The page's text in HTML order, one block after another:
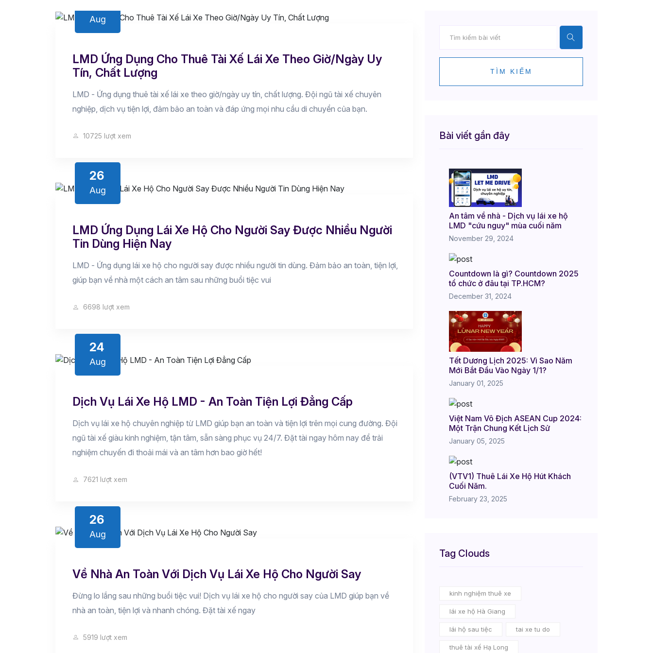
Aug
LMD Ứng Dụng Cho Thuê Tài Xế Lái Xe Theo Giờ/Ngày Uy
Tín, Chất Lượng
LMD - Ứng dụng thuê tài xế lái xe theo giờ/ngày uy tín, chất lượng. Đội ngũ tài xế chuyên
nghiệp, dịch vụ tiện lợi, đảm bảo an toàn và đáp ứng mọi nhu cầu di chuyển của bạn.
10725 lượt xem
26
Aug
LMD Ứng Dụng Lái Xe Hộ Cho Người Say Được Nhiều Người
Tin Dùng Hiện Nay
LMD - Ứng dụng lái xe hộ cho người say được nhiều người tin dùng. Đảm bảo an toàn, tiện lợi,
giúp bạn về nhà một cách an tâm sau những buổi tiệc vui
6698 lượt xem
24
Aug
Dịch Vụ Lái Xe Hộ LMD - An Toàn Tiện Lợi Đẳng Cấp
Dịch vụ lái xe hộ chuyên nghiệp từ LMD giúp bạn an toàn và tiện lợi trên mọi cung đường. Đội
ngũ tài xế giàu kinh nghiệm, tận tâm, sẵn sàng phục vụ 24/7. Đặt tài ngay hôm nay để trải
nghiệm chuyến đi thoải mái và an tâm hơn bao giờ hết!
7621 lượt xem
26
Aug
Về Nhà An Toàn Với Dịch Vụ Lái Xe Hộ Cho Người Say
Đừng lo lắng sau những buổi tiệc vui! Dịch vụ lái xe hộ cho người say của LMD giúp bạn về
nhà an toàn, tiện lợi và nhanh chóng. Đặt tài xế ngay
5919 lượt xem
TÌM KIẾM
Bài viết gần đây
An tâm về nhà - Dịch vụ lái xe hộ
LMD "cứu nguy" mùa cuối năm
November 29, 2024
Countdown là gì? Countdown 2025
tổ chức ở đâu tại TP.HCM?
December 31, 2024
Tết Dương Lịch 2025: Vì Sao Năm
Mới Bắt Đầu Vào Ngày 1/1?
January 01, 2025
Việt Nam Vô Địch ASEAN Cup 2024:
Một Trận Chung Kết Lịch Sử
January 05, 2025
(VTV1) Thuê Lái Xe Hộ Hút Khách
Cuối Năm.
February 23, 2025
Tag Clouds
kinh nghiệm thuê xe
lái xe hộ Hà Giang
lái hộ sau tiệc tai xe tu do
thuê tài xế Hạ Long